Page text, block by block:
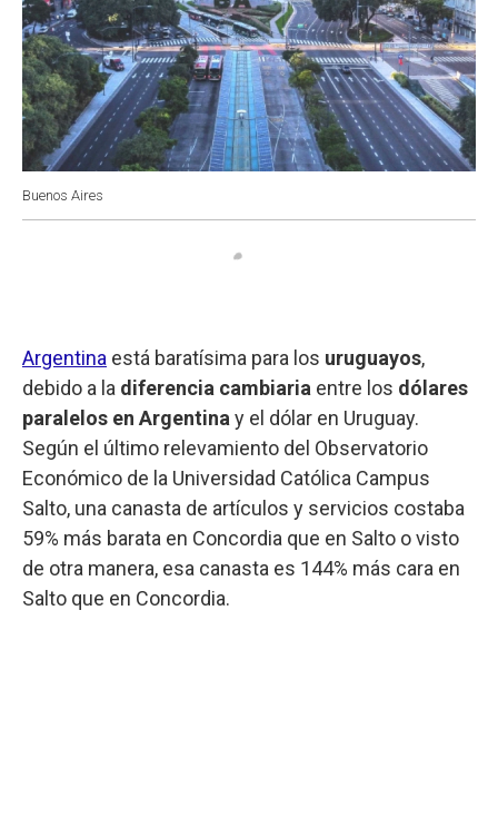
Buenos Aires
Argentina está baratísima para los uruguayos,
debido a la diferencia cambiaria entre los dólares
paralelos en Argentina y el dólar en Uruguay.
Según el último relevamiento del Observatorio
Económico de la Universidad Católica Campus
Salto, una canasta de artículos y servicios costaba
59% más barata en Concordia que en Salto o visto
de otra manera, esa canasta es 144% más cara en
Salto que en Concordia.